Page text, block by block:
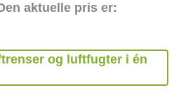
aktuelle pris er: